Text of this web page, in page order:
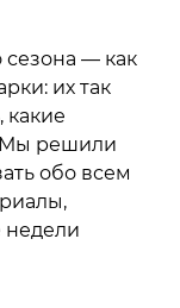
— как
их так
какие
Мы решили
обо всем
недели